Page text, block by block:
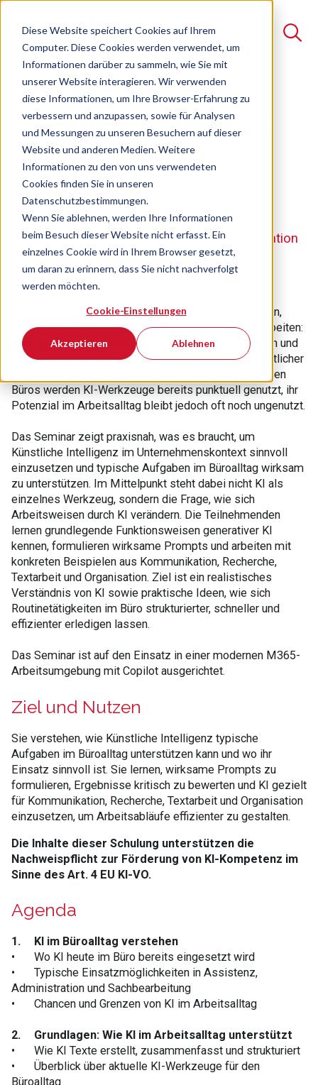
Diese Website speichert Cookies auf Ihrem
Computer. Diese Cookies werden verwendet, um
Informationen darüber zu sammeln, wie Sie mit
unserer Website interagieren. Wir verwenden
diese Informationen, um Ihre Browser-Erfahrung zu
verbessern und anzupassen, sowie für Analysen
und Messungen zu unseren Besuchern auf dieser
Website und anderen Medien. Weitere
Informationen zu den von uns verwendeten
Cookies finden Sie in unseren
Datenschutzbestimmungen.
Wenn Sie ablehnen, werden Ihre Informationen
beim Besuch dieser Website nicht erfasst. Ein
einzelnes Cookie wird in Ihrem Browser gesetzt,
um daran zu erinnern, dass Sie nicht nachverfolgt
werden möchten.
Cookie-Einstellungen
Akzeptieren Ablehnen
Suche
Es gibt keine Vorschläge, da das Suchfeld leer ist.
Produktiver arbeiten
mit KI
Seminar Freie Plätze verfügbar
Praxiswissen für Administration und Organisation
E-Mails formulieren, Informationen zusammenfassen,
Recherchen vorbereiten oder Besprechungen nacharbeiten:
Viele typische Aufgaben in Assistenz, Administration und
Sachbearbeitung lassen sich mit Unterstützung Künstlicher
Intelligenz heute deutlich effizienter erledigen. In vielen
Büros werden KI-Werkzeuge bereits punktuell genutzt, ihr
Potenzial im Arbeitsalltag bleibt jedoch oft noch ungenutzt.
Das Seminar zeigt praxisnah, was es braucht, um
Künstliche Intelligenz im Unternehmenskontext sinnvoll
einzusetzen und typische Aufgaben im Büroalltag wirksam
zu unterstützen. Im Mittelpunkt steht dabei nicht KI als
einzelnes Werkzeug, sondern die Frage, wie sich
Arbeitsweisen durch KI verändern. Die Teilnehmenden
lernen grundlegende Funktionsweisen generativer KI
kennen, formulieren wirksame Prompts und arbeiten mit
konkreten Beispielen aus Kommunikation, Recherche,
Textarbeit und Organisation. Ziel ist ein realistisches
Verständnis von KI sowie praktische Ideen, wie sich
Routinetätigkeiten im Büro strukturierter, schneller und
effizienter erledigen lassen.
Das Seminar ist auf den Einsatz in einer modernen M365-
Arbeitsumgebung mit Copilot ausgerichtet.
Ziel und Nutzen
Sie verstehen, wie Künstliche Intelligenz typische
Aufgaben im Büroalltag unterstützen kann und wo ihr
Einsatz sinnvoll ist. Sie lernen, wirksame Prompts zu
formulieren, Ergebnisse kritisch zu bewerten und KI gezielt
für Kommunikation, Recherche, Textarbeit und Organisation
einzusetzen, um Arbeitsabläufe effizienter zu gestalten.
Die Inhalte dieser Schulung unterstützen die
Nachweispflicht zur Förderung von KI-Kompetenz im
Sinne des Art. 4 EU KI-VO.
Agenda
1.
KI im Büroalltag verstehen
•
Wo KI heute im Büro bereits eingesetzt wird
•
Typische Einsatzmöglichkeiten in Assistenz,
Administration und Sachbearbeitung
•
Chancen und Grenzen von KI im Arbeitsalltag
2.
Grundlagen: Wie KI im Arbeitsalltag unterstützt
•
Wie KI Texte erstellt, zusammenfasst und strukturiert
•
Überblick über aktuelle KI-Werkzeuge für den
Büroalltag